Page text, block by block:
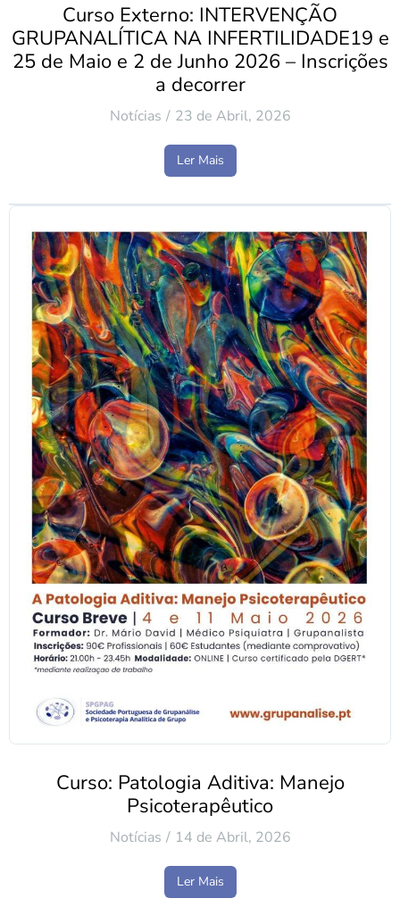
Curso Externo: INTERVENÇÃO
GRUPANALÍTICA NA INFERTILIDADE19 e
25 de Maio e 2 de Junho 2026 – Inscrições
a decorrer
Notícias 23 de Abril, 2026
Ler Mais
Curso: Patologia Aditiva: Manejo
Psicoterapêutico
Notícias 14 de Abril, 2026
Ler Mais